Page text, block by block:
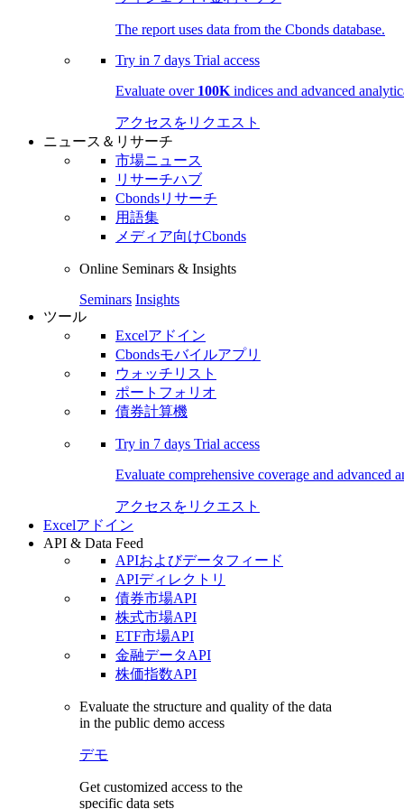
The report uses data from the Cbonds database.
Try in 7 days Trial access
Evaluate over 100K indices and advanced
アクセスをリクエスト
ニュース＆リサーチ
市場ニュース
リサーチハブ
Cbondsリサーチ
用語集
メディア向けCbonds
Online Seminars & Insights
Seminars Insights
ツール
Excelアドイン
Cbondsモバイルアプリ
ウォッチリスト
ポートフォリオ
債券計算機
Try in 7 days Trial access
Evaluate comprehensive coverage and advanced
アクセスをリクエスト
Excelアドイン
API & Data Feed
APIおよびデータフィード
APIディレクトリ
債券市場API
株式市場API
ETF市場API
金融データAPI
株価指数API
Evaluate the structure and quality of the data
in the public demo access
デモ
Get customized access to the
specific data sets